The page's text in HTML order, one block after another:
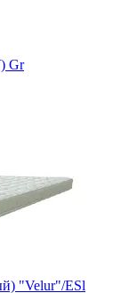
Gr
"Velur"/ESl